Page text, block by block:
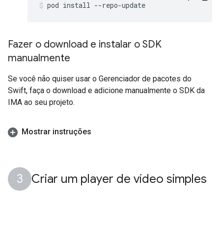
pod install --repo-update
Fazer o download e instalar o SDK
manualmente
Se você não quiser usar o Gerenciador de pacotes do
Swift, faça o download e adicione manualmente o SDK da
IMA ao seu projeto.
Mostrar instruções
Criar um player de vídeo simples